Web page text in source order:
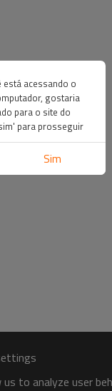
to analyze user
está acessando o
gostaria
para o site do
para prosseguir
Sim